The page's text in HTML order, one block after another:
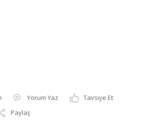
Yorum Yaz
Tavsiye Et
Paylaş